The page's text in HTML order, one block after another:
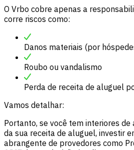
O Vrbo cobre apenas a
corre riscos como:
Danos materiais (por
Roubo ou vandalismo
Perda de receita de aluguel
Vamos detalhar:
Portanto, se você tem interiores
da sua receita de aluguel, investir
abrangente de provedores como